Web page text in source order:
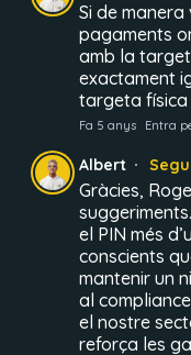
Si de
pagaments
amb la
exactament
targeta física
Fa 5 anys Entra
Albert
Gràcies,
el PIN més
conscients
mantenir un
al
el nostre
reforça les